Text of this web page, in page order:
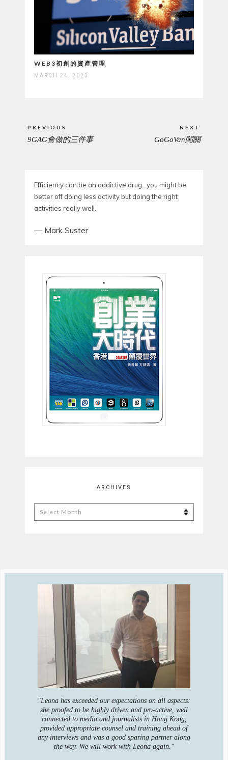
WEB3初創的資產管理
MARCH 24, 2023
navigation
PREVIOUS
PREVIOUS
9GAG會做的三件事
NEXT
NEXT
GoGoVan闖關
Efficiency can be an addictive drug…you might be
better off doing less activity but doing the right
activities really well.
— Mark Suster
ARCHIVES
Archives
"Leona has exceeded our expectations on all aspects:
she proofed to be highly driven and pro-active, well
connected to media and journalists in Hong Kong,
provided appropriate counsel and training ahead of
any interviews and was a good sparing partner along
the way. We will work with Leona again."